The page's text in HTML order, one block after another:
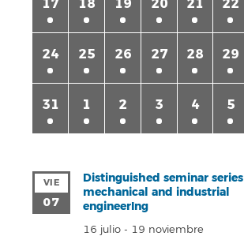
17 18 19 20 21 22
24 25 26 27 28 29
31 1 2 3 4 5
VIE
07
Distinguished seminar series
mechanical and industrial
engineerIng
16 julio - 19 noviembre